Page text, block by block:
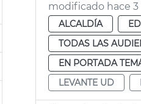
modificado hace 3
ALCALDÍA
TODAS LAS
EN PORTADA
LEVANTE UD